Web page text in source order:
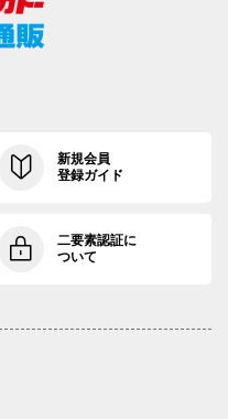
新規会員
登録ガイド
二要素認証に
ついて